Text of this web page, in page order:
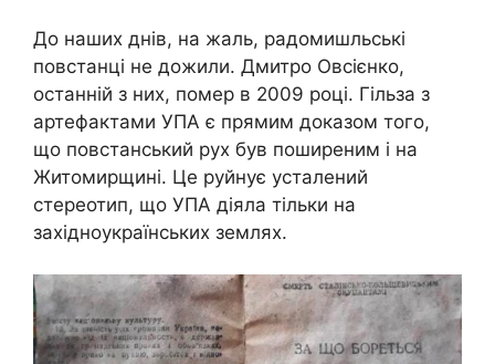
До наших днів, на жаль, радомишльські
повстанці не дожили. Дмитро Овсієнко,
останній з них, помер в 2009 році. Гільза з
артефактами УПА є прямим доказом того,
що повстанський рух був поширеним і на
Житомирщині. Це руйнує усталений
стереотип, що УПА діяла тільки на
західноукраїнських землях.